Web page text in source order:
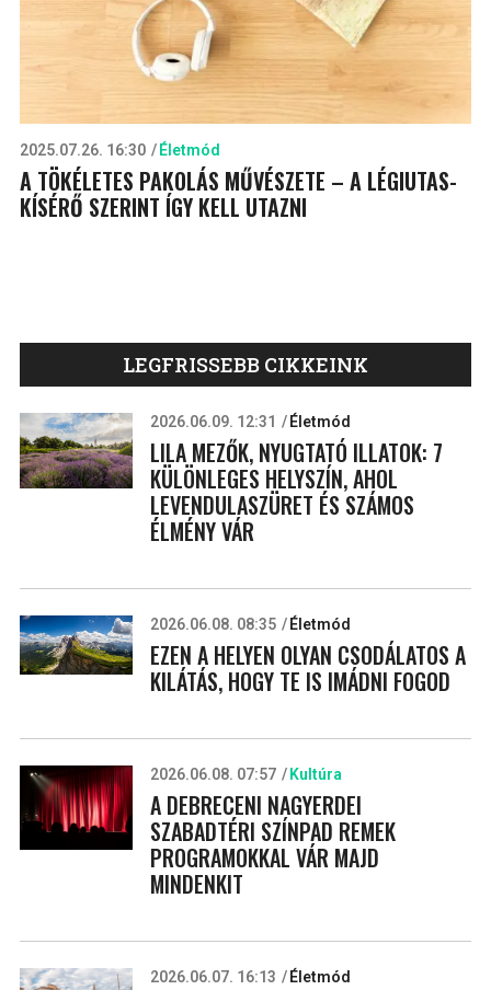
2025.07.26. 16:30 Életmód
A TÖKÉLETES PAKOLÁS MŰVÉSZETE – A LÉGIUTAS-
KÍSÉRŐ SZERINT ÍGY KELL UTAZNI
LEGFRISSEBB CIKKEINK
2026.06.09. 12:31 Életmód
LILA MEZŐK, NYUGTATÓ ILLATOK: 7
KÜLÖNLEGES HELYSZÍN, AHOL
LEVENDULASZÜRET ÉS SZÁMOS
ÉLMÉNY VÁR
2026.06.08. 08:35 Életmód
EZEN A HELYEN OLYAN CSODÁLATOS A
KILÁTÁS, HOGY TE IS IMÁDNI FOGOD
2026.06.08. 07:57 Kultúra
A DEBRECENI NAGYERDEI
SZABADTÉRI SZÍNPAD REMEK
PROGRAMOKKAL VÁR MAJD
MINDENKIT
2026.06.07. 16:13 Életmód